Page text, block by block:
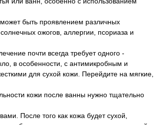
быть проявлением различных
ожогов, аллергии, псориаза и
почти всегда требует одного -
в особенности, с антимикробным и
для сухой кожи. Перейдите на мягкие,
кожи после ванны нужно тщательно
После того как кожа будет сухой,